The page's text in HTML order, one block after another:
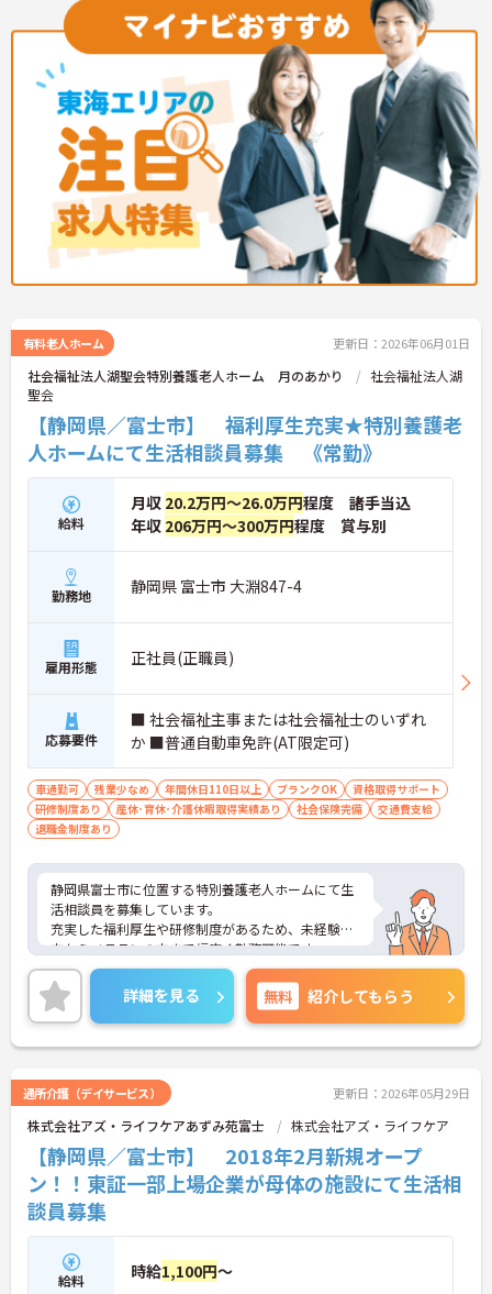
有料老人ホーム 更新日：2026年06月01日
社会福祉法人湖聖会特別養護老人ホーム 月のあかり
社会福祉法人湖
聖会
【静岡県／富士市】 福利厚生充実★特別養護老
人ホームにて生活相談員募集 《常勤》
給料
月収 20.2万円～26.0万円程度 諸手当込
年収 206万円～300万円程度 賞与別
勤務地 静岡県 富士市 大淵847-4
雇用形態 正社員(正職員)
応募要件
■ 社会福祉主事または社会福祉士のいずれ
か ■普通自動車免許(AT限定可)
車通勤可 残業少なめ 年間休日110日以上 ブランクOK
資格取得サポート
研修制度あり
産休･育休･介護休暇取得実績あり 社会保険完備
交通費支給
退職金制度あり
静岡県富士市に位置する特別養護老人ホームにて生
活相談員を募集しています。
充実した福利厚生や研修制度があるため、未経験の
方からベテランの方まで幅広く勤務可能です。
ご興味をお持ちの方には詳細の情報や面接のポイン
トをお伝えしますのでお気軽にお問い合わせくださ
いませ。
詳細を見る 無料 紹介してもらう
通所介護（デイサービス） 更新日：2026年05月29日
株式会社アズ・ライフケアあずみ苑富士 株式会社アズ・ライフケア
【静岡県／富士市】 2018年2月新規オープ
ン！！東証一部上場企業が母体の施設にて生活相
談員募集
給料 時給1,100円～